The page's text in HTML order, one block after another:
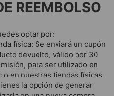
REEMBOLSO
optar por:
física: Se enviará un cupón
devuelto, válido por 30
para ser utilizado en
o en nuestras tiendas físicas.
la opción de generar